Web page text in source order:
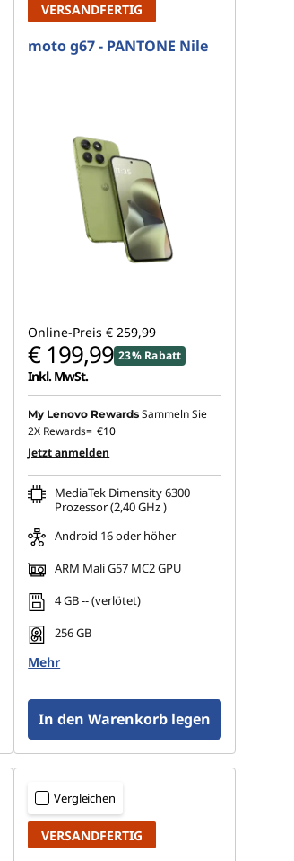
VERSANDFERTIG
moto g67 - PANTONE Nile
Online-Preis € 259,99
€ 199,99 23% Rabatt
Inkl. MwSt.
My Lenovo Rewards Sammeln Sie
2X Rewards= €10
Jetzt anmelden
MediaTek Dimensity 6300
Prozessor (2,40 GHz )
Android 16 oder höher
ARM Mali G57 MC2 GPU
4 GB -- (verlötet)
256 GB
Mehr
In den Warenkorb legen
Vergleichen
VERSANDFERTIG